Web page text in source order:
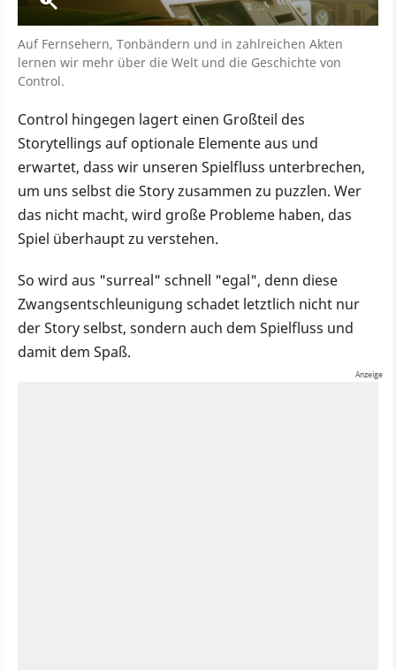
Auf Fernsehern, Tonbändern und in zahlreichen Akten
lernen wir mehr über die Welt und die Geschichte von
Control.
Control hingegen lagert einen Großteil des
Storytellings auf optionale Elemente aus und
erwartet, dass wir unseren Spielfluss unterbrechen,
um uns selbst die Story zusammen zu puzzlen. Wer
das nicht macht, wird große Probleme haben, das
Spiel überhaupt zu verstehen.
So wird aus "surreal" schnell "egal", denn diese
Zwangsentschleunigung schadet letztlich nicht nur
der Story selbst, sondern auch dem Spielfluss und
damit dem Spaß.